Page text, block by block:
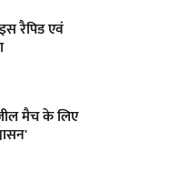
रैपिड एवं
मैच के लिए